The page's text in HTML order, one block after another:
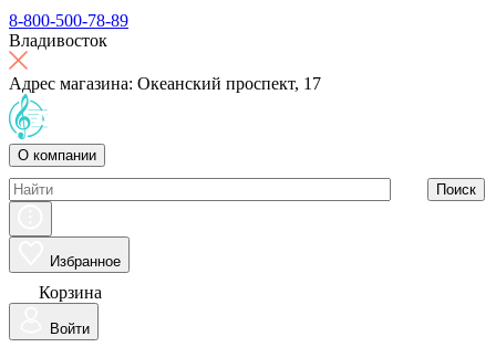
8-800-500-78-89
Владивосток
Адрес магазина: Океанский проспект, 17
О компании
Поиск
Избранное
Корзина
Войти